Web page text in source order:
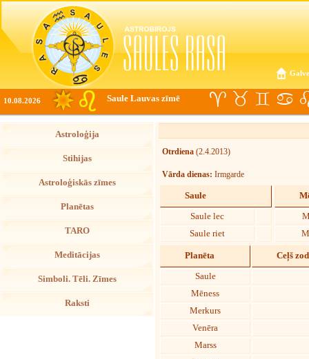
10.08.2026 Saule Lauvas zīmē
Astroloģija
Stihijas
Astroloģiskās zīmes
Planētas
TARO
Meditācijas
Simboli. Tēli. Zīmes
Raksti
Otrdiena (2.4.2013)
Vārda dienas: Irmgarde
Saule
Saule lec
Saule riet
Planēta Ceļš
Saule
Mēness
Merkurs
Venēra
Marss